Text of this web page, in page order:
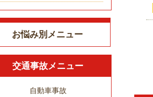
お悩み別メニュー
交通事故メニュー
自動車事故